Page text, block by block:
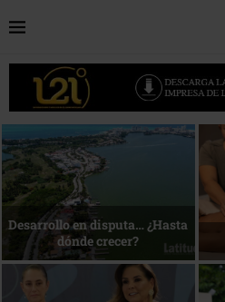
Bottega, un viaje servido a la
mesa